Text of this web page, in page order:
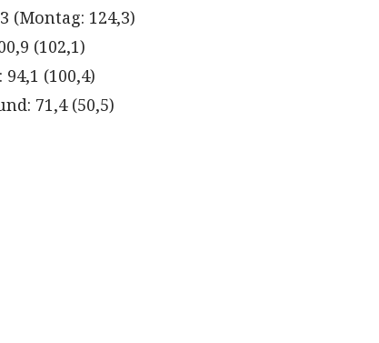
(Montag: 124,3)
(102,1)
(100,4)
71,4 (50,5)